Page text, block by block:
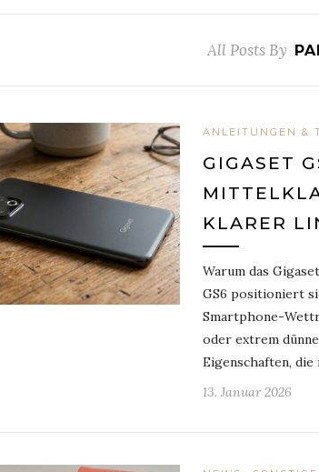
All Posts By
ANLEITUNGEN &
GIGASET
KLARER
Warum das
GS6 positioniert
Smartphone-
oder extrem
Eigenschaften,
13. Januar 2026